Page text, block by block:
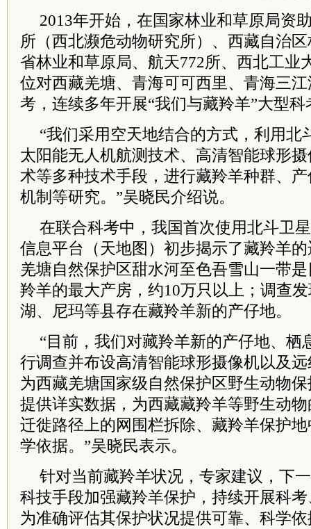
2013年开始，在国家林业和草原局资
所（西北濒危动物研究所）、西藏自治
省林业和草原局、航天772所、西北工业
位对西藏羌塘、青海可可西里、青海三
考，连续多年开展“我们与藏羚羊”大型
“我们采用空天地结合的方式，利用北
太阳能无人机航测技术、高清智能球形
术等多种技术手段，进行藏羚羊种群、
机制等研究。”吴晓民介绍说。
在联合科考中，我国首次使用北斗卫
信息平台（天地图 ）初步揭示了藏羚羊
羌塘自然保护区甜水河至色吾雪山一带
羚羊的最大产房，约10万只以上；调查
湖、尼玛等县存在藏羚羊新的产仔地。
“目前，我们对藏羚羊新的产仔地、栖
行调查并布设高清智能球形摄像机以及
为西藏羌塘国家级自然保护区野生动物
提供详实数据，为西藏藏羚羊等野生动
迁徙路径上的网围栏拆除、藏羚羊保护
学依据。”吴晓民表示。
针对当前藏羚羊状况，专家建议，下
科技手段加强藏羚羊保护，持续开展科
为准确评估其保护状况提供可靠、科学